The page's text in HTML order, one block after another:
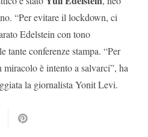
“Per evitare il lockdown, ci
Edelstein con tono
tante conferenze stampa. “Per
miracolo è intento a salvarci”, ha
la giornalista Yonit Levi.